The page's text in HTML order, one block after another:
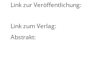
Link zur Veröffentlichung:
Link zum Verlag:
Abstrakt: